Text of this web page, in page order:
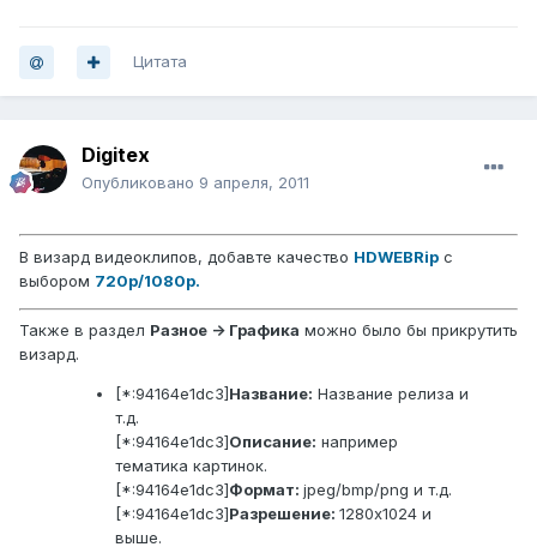
Цитата
Digitex
Опубликовано 9 апреля, 2011
В визард видеоклипов, добавте качество HDWEBRip c
выбором 720p/1080p.
Также в раздел Разное -> Графика можно было бы прикрутить
визард.
[*:94164e1dc3]Название: Название релиза и
т.д.
[*:94164e1dc3]Описание: например
тематика картинок.
[*:94164e1dc3]Формат: jpeg/bmp/png и т.д.
[*:94164e1dc3]Разрешение: 1280x1024 и
выше.